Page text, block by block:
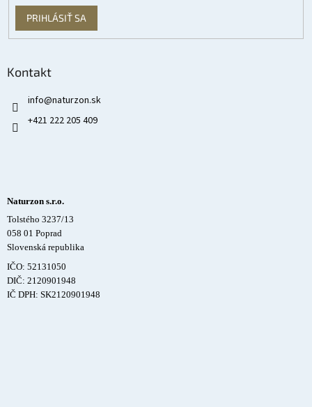
PRIHLÁSIŤ SA
Kontakt
info@naturzon.sk
+421 222 205 409
Naturzon s.r.o.
Tolstého 3237/13
058 01 Poprad
Slovenská republika
IČO: 52131050
DIČ: 2120901948
IČ DPH: SK2120901948